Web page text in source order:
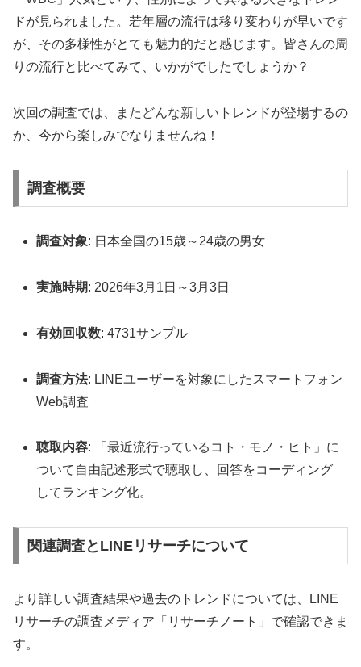
ドが見られました。若年層の流行は移り変わりが早いです
が、その多様性がとても魅力的だと感じます。皆さんの周
りの流行と比べてみて、いかがでしたでしょうか？
次回の調査では、またどんな新しいトレンドが登場するの
か、今から楽しみでなりませんね！
調査概要
調査対象: 日本全国の15歳～24歳の男女
実施時期: 2026年3月1日～3月3日
有効回収数: 4731サンプル
調査方法: LINEユーザーを対象にしたスマートフォン
Web調査
聴取内容: 「最近流行っているコト・モノ・ヒト」に
ついて自由記述形式で聴取し、回答をコーディング
してランキング化。
関連調査とLINEリサーチについて
より詳しい調査結果や過去のトレンドについては、LINE
リサーチの調査メディア「リサーチノート」で確認できま
す。